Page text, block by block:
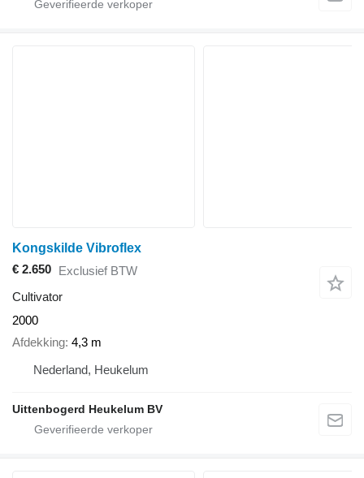
Kongskilde Vibroflex
€ 2.650 Exclusief BTW
Cultivator
2000
Afdekking 4,3 m
Nederland, Heukelum
Uittenbogerd Heukelum BV